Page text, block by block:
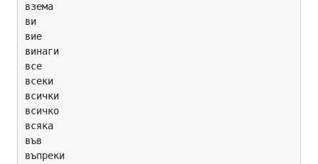
взема
ви
вие
винаги
все
всеки
всички
всичко
всяка
във
въпреки